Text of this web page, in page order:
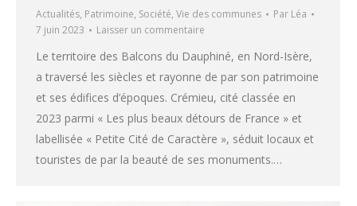
Actualités, Patrimoine, Société, Vie des communes Par Léa
7 juin 2023
Laisser un commentaire
Le territoire des Balcons du Dauphiné, en Nord-Isère,
a traversé les siècles et rayonne de par son patrimoine
et ses édifices d’époques. Crémieu, cité classée en
2023 parmi « Les plus beaux détours de France » et
labellisée « Petite Cité de Caractère », séduit locaux et
touristes de par la beauté de ses monuments.…